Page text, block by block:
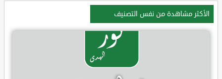
الأكثر مشاهدة من نفس التصنيف